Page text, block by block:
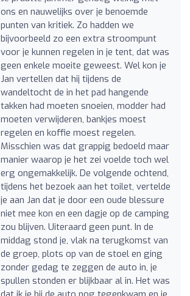
ons en nauwelijks over je benoemde
punten van kritiek. Zo hadden we
bijvoorbeeld zo een extra stroompunt
voor je kunnen regelen in je tent, dat was
geen enkele moeite geweest. Wel kon je
Jan vertellen dat hij tijdens de
wandeltocht de in het pad hangende
takken had moeten snoeien, modder had
moeten verwijderen, bankjes moest
regelen en koffie moest regelen.
Misschien was dat grappig bedoeld maar
manier waarop je het zei voelde toch wel
erg ongemakkelijk. De volgende ochtend,
tijdens het bezoek aan het toilet, vertelde
je aan Jan dat je door een oude blessure
niet mee kon en een dagje op de camping
zou blijven. Uiteraard geen punt. In de
middag stond je, vlak na terugkomst van
de groep, plots op van de stoel en ging
zonder gedag te zeggen de auto in, je
spullen stonden er blijkbaar al in. Het was